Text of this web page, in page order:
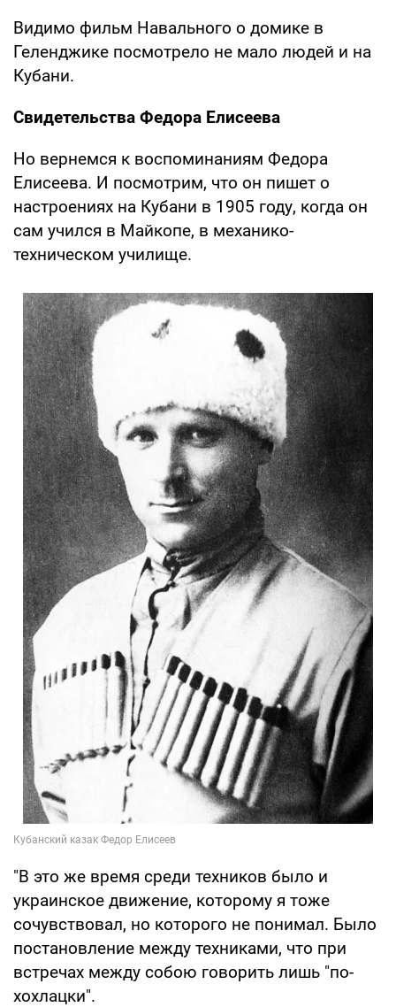
Видимо фильм Навального о домике в
Геленджике посмотрело не мало людей и на
Кубани.
Свидетельства Федора Елисеева
Но вернемся к воспоминаниям Федора
Елисеева. И посмотрим, что он пишет о
настроениях на Кубани в 1905 году, когда он
сам учился в Майкопе, в механико-
техническом училище.
"В это же время среди техников было и
украинское движение, которому я тоже
сочувствовал, но которого не понимал. Было
постановление между техниками, что при
встречах между собою говорить лишь "по-
хохлацки".